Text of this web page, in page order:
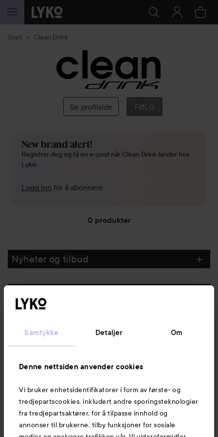
Samtykke Detaljer Om
Denne nettsiden anvender cookies
Vi bruker enhetsidentifikatorer i form av første- og
tredjepartscookies, inkludert andre sporingsteknologier
fra tredjepartsaktører, for å tilpasse innhold og
annonser til brukerne, tilby funksjoner for sosiale
GÅ TIL INNHOLD
Start Clean Drink
Clean
Drink
Se profilside FØLG
New brand alert!
Registrer deg og få en e-post når Clean Drink lander hos
Lyko.
Logg inn for å abonnere
0 produkter
GÅ TIL FILTRE
Nyheter og tilbud
Kundeservice
Informasjon
Også av interesse